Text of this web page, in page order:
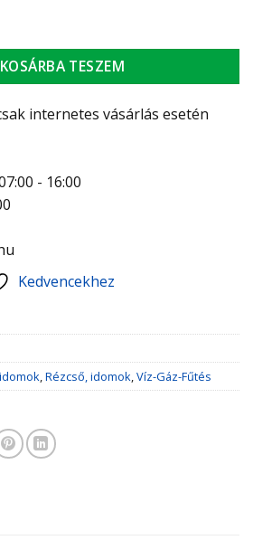
KOSÁRBA TESZEM
internetes vásárlás esetén
- 16:00
Kedvencekhez
,Rézcső, idomok,Víz-Gáz-Fűtés